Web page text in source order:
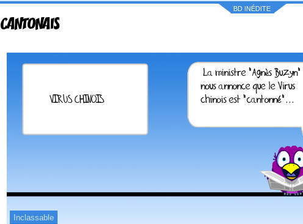
BD INÉDITE
CANTONAIS
Inclassable